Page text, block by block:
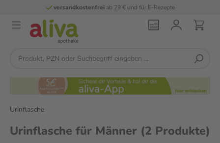
versandkostenfreiab 29 € und für E-Rezepte
Urinflasche
Urinflasche für Männer (2 Produkte)